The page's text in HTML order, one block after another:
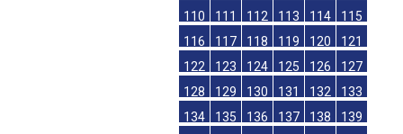
110
111 112 113 114
115
116
117 118 119 120
121
122
123 124 125 126
127
128
129 130 131 132
133
134
135 136 137 138
139